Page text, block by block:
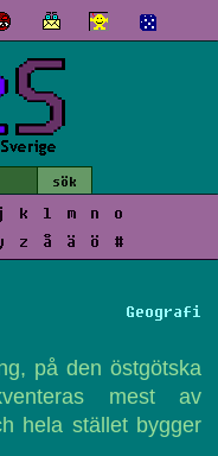
k l m n
o
z å ä ö #
Geografi
på den östgötska
mest av
hela stället bygger